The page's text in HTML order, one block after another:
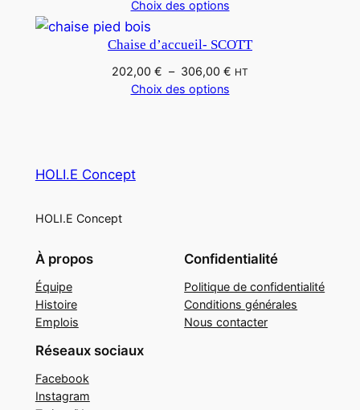
Choix des options
Chaise d’accueil- SCOTT
202,00 € – 306,00 € HT
Choix des options
HOLI.E Concept
HOLI.E Concept
À propos
Équipe
Histoire
Emplois
Confidentialité
Politique de confidentialité
Conditions générales
Nous contacter
Réseaux sociaux
Facebook
Instagram